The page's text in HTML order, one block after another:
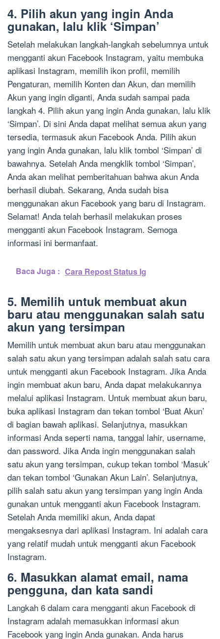
4. Pilih akun yang ingin Anda
gunakan, lalu klik ‘Simpan’
Setelah melakukan langkah-langkah sebelumnya untuk
mengganti akun Facebook Instagram, yaitu membuka
aplikasi Instagram, memilih ikon profil, memilih
Pengaturan, memilih Konten dan Akun, dan memilih
Akun yang ingin diganti, Anda sudah sampai pada
langkah 4. Pilih akun yang ingin Anda gunakan, lalu klik
‘Simpan’. Di sini Anda dapat melihat semua akun yang
tersedia, termasuk akun Facebook Anda. Pilih akun
yang ingin Anda gunakan, lalu klik tombol ‘Simpan’ di
bawahnya. Setelah Anda mengklik tombol ‘Simpan’,
Anda akan melihat pemberitahuan bahwa akun Anda
berhasil diubah. Sekarang, Anda sudah bisa
menggunakan akun Facebook yang baru di Instagram.
Selamat! Anda telah berhasil melakukan proses
mengganti akun Facebook Instagram. Semoga
informasi ini bermanfaat.
Baca Juga : Cara Repost Status Ig
5. Memilih untuk membuat akun
baru atau menggunakan salah satu
akun yang tersimpan
Memilih untuk membuat akun baru atau menggunakan
salah satu akun yang tersimpan adalah salah satu cara
untuk mengganti akun Facebook Instagram. Jika Anda
ingin membuat akun baru, Anda dapat melakukannya
melalui aplikasi Instagram. Untuk membuat akun baru,
buka aplikasi Instagram dan tekan tombol ‘Buat Akun’
di bagian bawah aplikasi. Selanjutnya, masukkan
informasi Anda seperti nama, tanggal lahir, username,
dan password. Jika Anda ingin menggunakan salah
satu akun yang tersimpan, cukup tekan tombol ‘Masuk’
dan tekan tombol ‘Gunakan Akun Lain’. Selanjutnya,
pilih salah satu akun yang tersimpan yang ingin Anda
gunakan untuk mengganti akun Facebook Instagram.
Setelah Anda memiliki akun, Anda dapat
mengaksesnya dari aplikasi Instagram. Ini adalah cara
yang relatif mudah untuk mengganti akun Facebook
Instagram.
6. Masukkan alamat email, nama
pengguna, dan kata sandi
Langkah 6 dalam cara mengganti akun Facebook di
Instagram adalah memasukkan informasi akun
Facebook yang ingin Anda gunakan. Anda harus